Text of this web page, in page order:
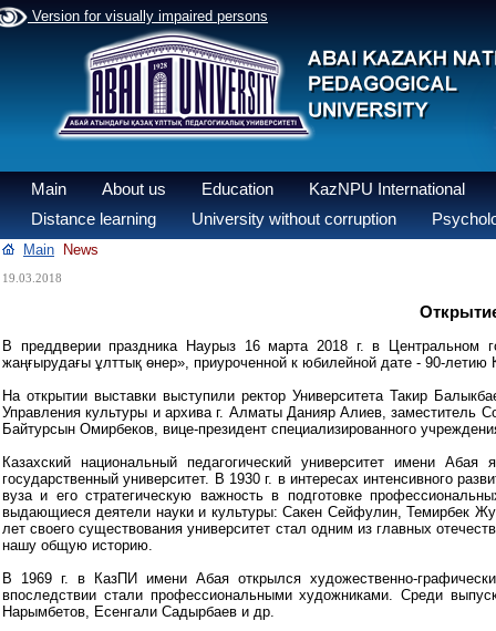
Version for visually impaired persons
Main About us Education
KazNPU International
Distance learning
University without corruption
Main News
19.03.2018
В преддверии праздника Наурыз 16 марта 2018 г. в Центральном
жаңғырудағы ұлттық өнер», приуроченной к юбилейной дате - 90-
На открытии выставки выступили ректор Университета Такир
Управления культуры и архива г. Алматы Данияр Алиев, заместитель
Байтурсын Омирбеков, вице-президент специализированного
Казахский национальный педагогический университет имени
государственный университет. В 1930 г. в интересах интенсивного
вуза и его стратегическую важность в подготовке
выдающиеся деятели науки и культуры: Сакен Сейфулин, Темирбек
лет своего существования университет стал одним из главных
нашу общую историю.
В 1969 г. в КазПИ имени Абая открылся художественно-
впоследствии стали профессиональными художниками. Среди
Нарымбетов, Есенгали Садырбаев и др.